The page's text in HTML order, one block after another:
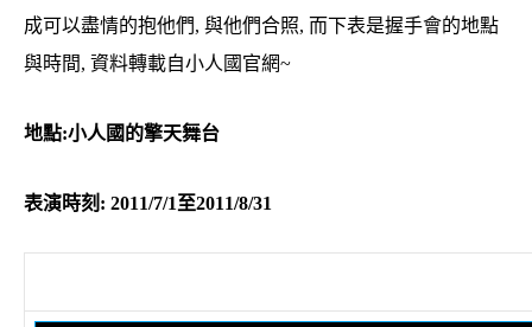
成可以盡情的抱他們, 與他們合照, 而下表是握手會的地點
與時間, 資料轉載自小人國官網~
地點:小人國的擎天舞台
表演時刻: 2011/7/1至2011/8/31